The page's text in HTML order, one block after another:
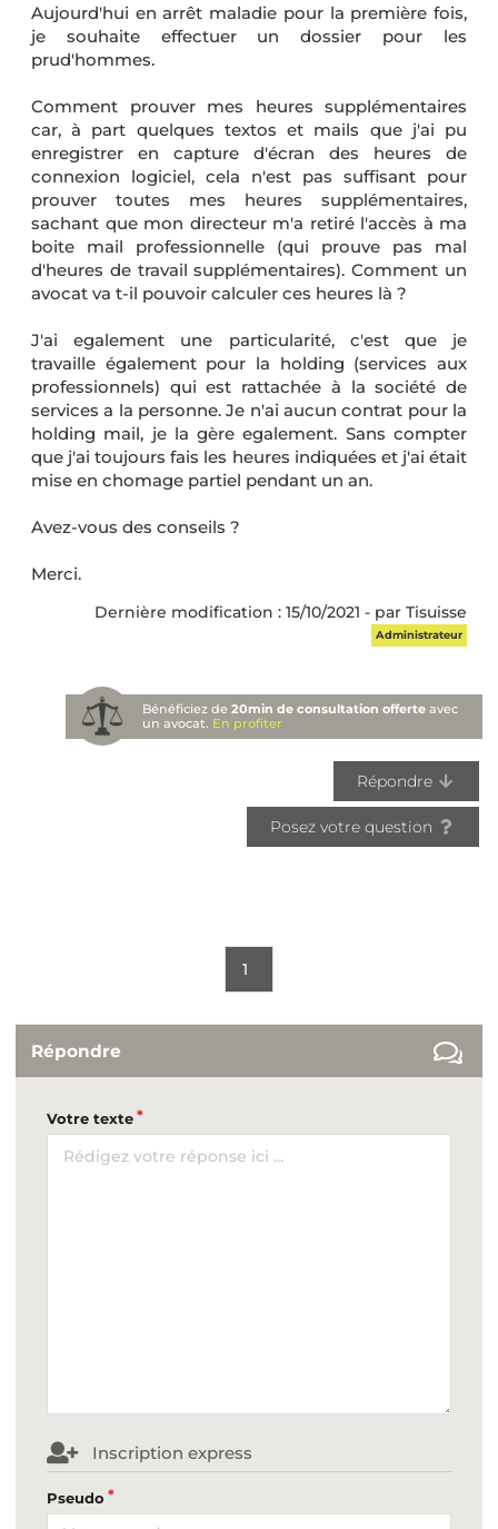
Aujourd'hui en arrêt maladie pour la première fois,
je souhaite effectuer un dossier pour les
prud'hommes.
Comment prouver mes heures supplémentaires
car, à part quelques textos et mails que j'ai pu
enregistrer en capture d'écran des heures de
connexion logiciel, cela n'est pas suffisant pour
prouver toutes mes heures supplémentaires,
sachant que mon directeur m'a retiré l'accès à ma
boite mail professionnelle (qui prouve pas mal
d'heures de travail supplémentaires). Comment un
avocat va t-il pouvoir calculer ces heures là ?
J'ai egalement une particularité, c'est que je
travaille également pour la holding (services aux
professionnels) qui est rattachée à la société de
services a la personne. Je n'ai aucun contrat pour la
holding mail, je la gère egalement. Sans compter
que j'ai toujours fais les heures indiquées et j'ai était
mise en chomage partiel pendant un an.
Avez-vous des conseils ?
Merci.
Dernière modification : 15/10/2021 - par Tisuisse
Administrateur
Bénéficiez de20min de consultation offerte avec
un avocat. En profiter
Répondre
Posez votre question
1
Répondre
Votre texte
Inscription express
Pseudo